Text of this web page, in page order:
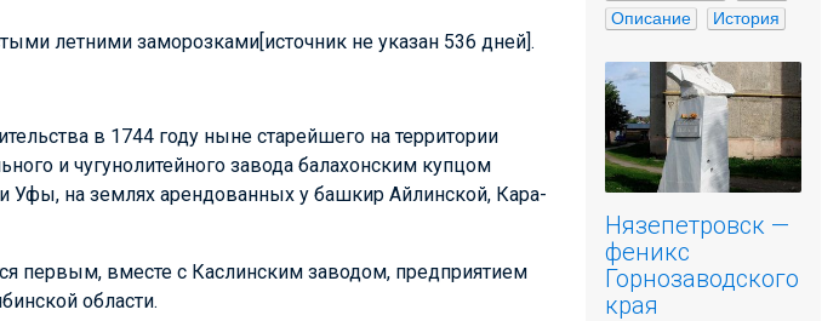
летними заморозками[источник не указан 536 дней].
в 1744 году ныне старейшего на территории
и чугунолитейного завода балахонским купцом
Уфы, на землях арендованных у башкир Айлинской, Кара-
первым, вместе с Каслинским заводом, предприятием
области.
Описание
История
Нязепетровск —
феникс
Горнозаводского
края